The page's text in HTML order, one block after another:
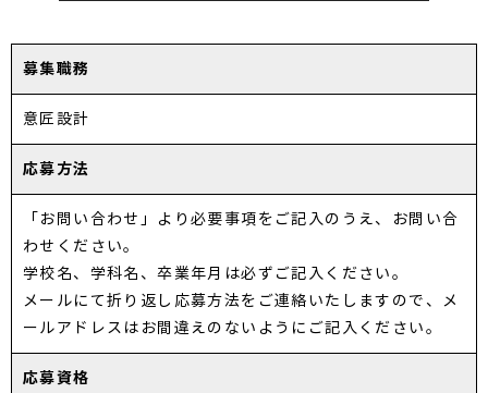
募集職務
意匠設計
応募方法
「お問い合わせ」より必要事項をご記入のうえ、お問い合
わせください。
学校名、学科名、卒業年月は必ずご記入ください。
メールにて折り返し応募方法をご連絡いたしますので、メ
ールアドレスはお間違えのないようにご記入ください。
応募資格